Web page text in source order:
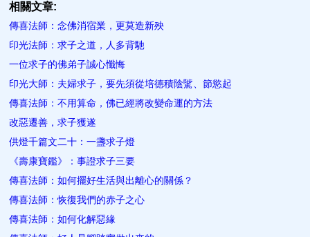
相關文章:
傳喜法師：念佛消宿業，​更莫造新殃
印光法師：求子之道，人多背馳
一位求子的佛弟子誠心懺悔
印光大師：夫婦求子，要先須從培德積陰騭、節慾起
傳喜法師：不用算命，佛已​經將改變命運的方法
改惡遷善，求子獲遂
供燈千篇文二十：一盞求子燈
《壽康寶鑑》：事證求子三要
傳喜法師：如何擺好生活​與出離心的關係？
傳喜法師：恢復我們的赤子之心
傳喜法師：如何化解惡緣​